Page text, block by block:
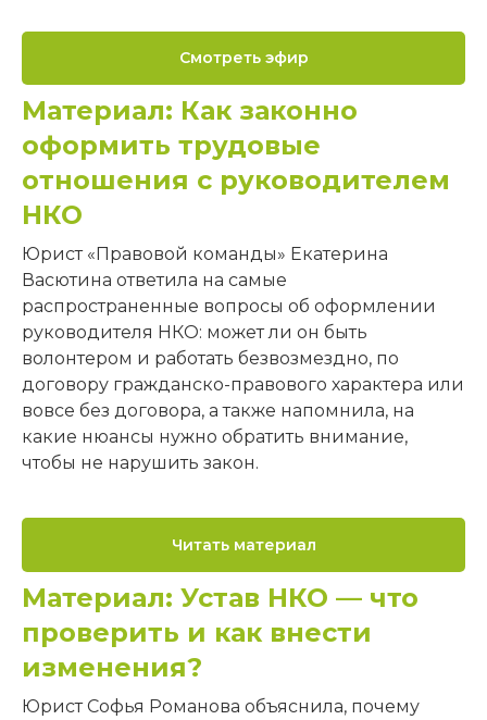
Смотреть эфир
Материал: Как законно
оформить трудовые
отношения с руководителем
НКО
Юрист «Правовой команды» Екатерина
Васютина ответила на самые
распространенные вопросы об оформлении
руководителя НКО: может ли он быть
волонтером и работать безвозмездно, по
договору гражданско-правового характера или
вовсе без договора, а также напомнила, на
какие нюансы нужно обратить внимание,
чтобы не нарушить закон.
Читать материал
Материал: Устав НКО — что
проверить и как внести
изменения?
Юрист Софья Романова объяснила, почему